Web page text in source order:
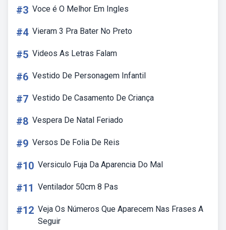
#3 Voce é O Melhor Em Ingles
#4 Vieram 3 Pra Bater No Preto
#5 Videos As Letras Falam
#6 Vestido De Personagem Infantil
#7 Vestido De Casamento De Criança
#8 Vespera De Natal Feriado
#9 Versos De Folia De Reis
#10 Versiculo Fuja Da Aparencia Do Mal
#11 Ventilador 50cm 8 Pas
#12 Veja Os Números Que Aparecem Nas Frases A
Seguir